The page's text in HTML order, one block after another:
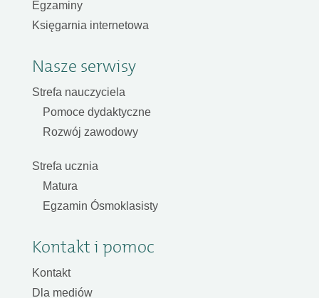
Egzaminy
Księgarnia internetowa
Nasze serwisy
Strefa nauczyciela
Pomoce dydaktyczne
Rozwój zawodowy
Strefa ucznia
Matura
Egzamin Ósmoklasisty
Kontakt i pomoc
Kontakt
Dla mediów